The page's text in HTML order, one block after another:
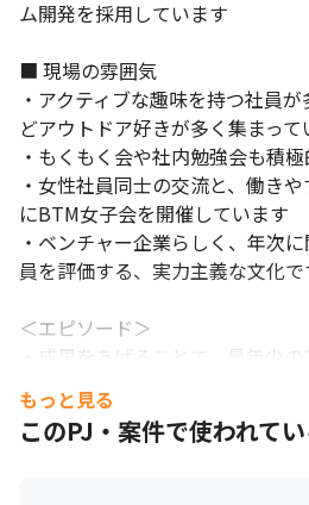
ム開発を採用しています
■ 現場の雰囲気
・アクティブな趣味を持つ社員
どアウトドア好きが多く集まって
・もくもく会や社内勉強会も積
・女性社員同士の交流と、働き
にBTM女子会を開催しています
・ベンチャー企業らしく、年次
員を評価する、実力主義な文化で
＜エピソード＞
・成果をあげることで、最年少
員がいます
■ 会社について
もっと見る
このPJ・案件で使われて